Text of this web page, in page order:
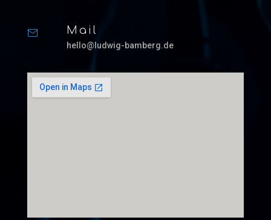
Mail
hello@ludwig-bamberg.de